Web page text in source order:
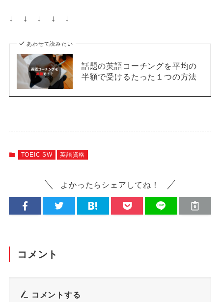
↓ ↓ ↓ ↓ ↓
あわせて読みたい
話題の英語コーチングを平均の
半額で受けるたった１つの方法
TOEIC SW 英語資格
よかったらシェアしてね！
コメント
コメントする